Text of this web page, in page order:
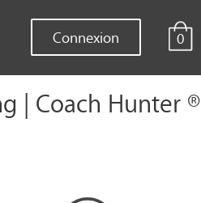
Connexion 0
| Coach Hunter ®